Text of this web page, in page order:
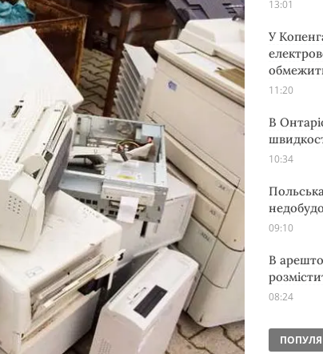
13:01
У
11:20
В
10:34
09:10
В
08:24